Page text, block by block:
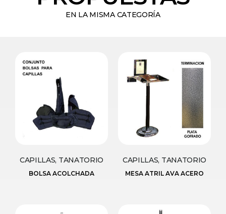
EN LA MISMA CATEGORÍA
CAPILLAS, TANATORIO
BOLSA ACOLCHADA
CAPILLAS, TANATORIO
MESA ATRIL AVA ACERO